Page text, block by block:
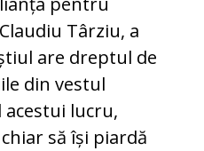
Târziu, a
are dreptul de
din vestul
acestui lucru,
să își piardă